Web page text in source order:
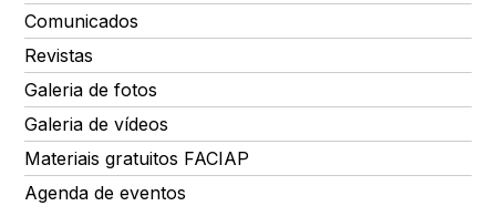
Comunicados
Revistas
Galeria de fotos
Galeria de vídeos
Materiais gratuitos FACIAP
Agenda de eventos